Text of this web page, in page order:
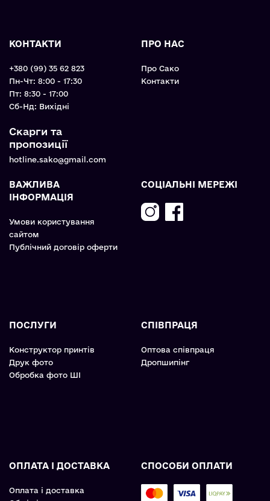
КОНТАКТИ
+380 (99) 35 62 823
Пн-Чт: 8:00 - 17:30
Пт: 8:30 - 17:00
Cб-Нд: Вихідні
Скарги та
пропозиції
hotline.sako@gmail.com
ПРО НАС
Про Сако
Контакти
ВАЖЛИВА
ІНФОРМАЦІЯ
Умови користування
сайтом
Публічний договір оферти
СОЦІАЛЬНІ МЕРЕЖІ
ПОСЛУГИ
Конструктор принтів
Друк фото
Обробка фото ШІ
СПІВПРАЦЯ
Оптова співпраця
Дропшипінг
ОПЛАТА І ДОСТАВКА
Оплата і доставка
СПОСОБИ ОПЛАТИ